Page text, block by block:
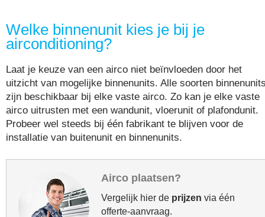
Welke binnenunit kies je bij je
airconditioning?
Laat je keuze van een airco niet beïnvloeden door het
uitzicht van mogelijke binnenunits. Alle soorten
zijn beschikbaar bij elke vaste airco. Zo kan je elke vaste
airco uitrusten met een wandunit, vloerunit of plafondunit.
Probeer wel steeds bij één fabrikant te blijven voor de
installatie van buitenunit en binnenunits.
Airco plaatsen?
Vergelijk hier de prijzen via één
offerte-aanvraag.